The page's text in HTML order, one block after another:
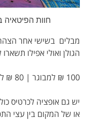
חוות הפיטאיה
מבלים בשישי אחר
הגולן ואולי אפילו תשארו
100 ₪ למבוגר | 80 ₪ לילד
יש גם אופציה לכרטיס
או של המקום בין עצי